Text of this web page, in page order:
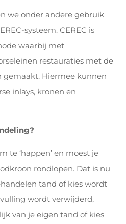
we onder andere gebruik
systeem. CEREC is
waarbij met
restauraties met de
gemaakt. Hiermee kunnen
inlays, kronen en
te ‘happen’ en moest je
rondlopen. Dat is nu
tand of kies wordt
wordt verwijderd,
van je eigen tand of kies